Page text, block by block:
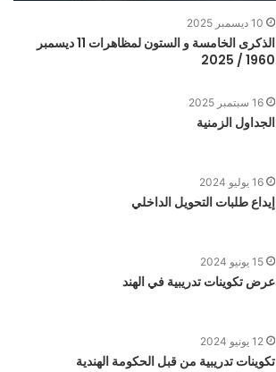
10 ديسمبر 2025
الذكرى الخامسة و الستون لمظاهرات 11 ديسمبر
1960 / 2025
16 سبتمبر 2025
الجداول الزمنية
16 يوليو 2024
إيداع طلبات التحويل الداخلي
15 يونيو 2024
عرض تكوينات تدريبية في الهند
12 يونيو 2024
تكوينات تدريبية من قبل الحكومة الهندية